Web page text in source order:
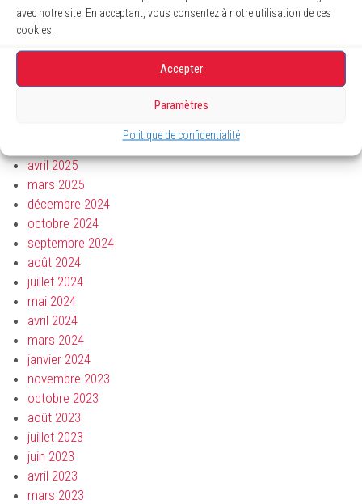
avec notre site. En acceptant, vous consentez à notre utilisation de ces
cookies.
Accepter
Paramètres
Politique de confidentialité
janvier 2026
décembre 2025
novembre 2025
août 2025
avril 2025
mars 2025
décembre 2024
octobre 2024
septembre 2024
août 2024
juillet 2024
mai 2024
avril 2024
mars 2024
janvier 2024
novembre 2023
octobre 2023
août 2023
juillet 2023
juin 2023
avril 2023
mars 2023